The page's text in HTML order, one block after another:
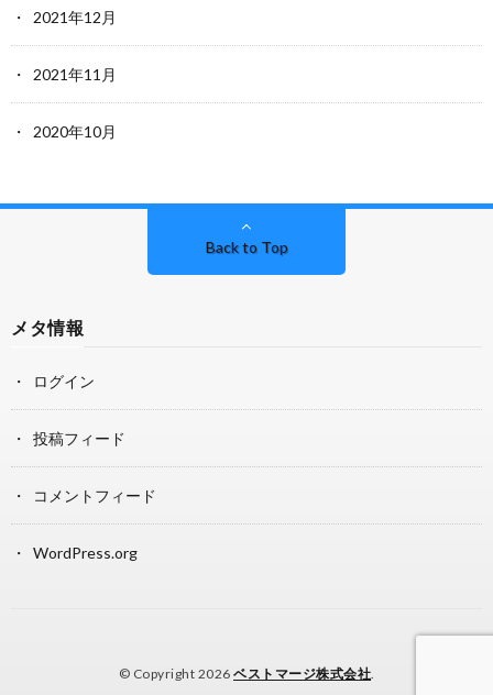
2021年12月
2021年11月
2020年10月
Back to Top
メタ情報
ログイン
投稿フィード
コメントフィード
WordPress.org
© Copyright 2026 ベストマージ株式会社.